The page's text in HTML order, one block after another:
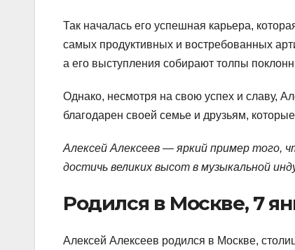
Так началась его успешная карьера,
самых продуктивных и востребованных
а его выступления собирают толпы
Однако, несмотря на свою успех и славу,
благодарен своей семье и друзьям,
Алексей Алексеев — яркий пример того,
достичь великих высот в музыкальной
Родился в Москве, 7
Алексей Алексеев родился в Москве,